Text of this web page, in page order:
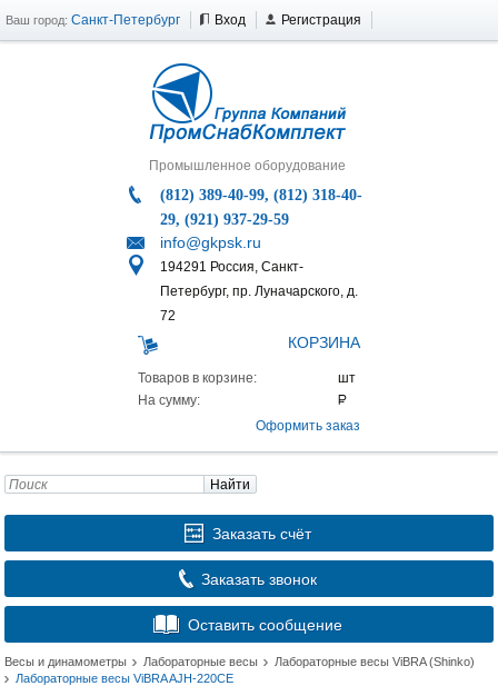
Ваш город: Санкт-Петербург Вход Регистрация
Промышленное оборудование
(812) 389-40-99, (812) 318-40-
29, (921) 937-29-59
info@gkpsk.ru
194291 Россия, Санкт-
Петербург, пр. Луначарского, д.
72
КОРЗИНА
Товаров в корзине:
На сумму:
Оформить заказ
Найти
Заказать счёт
Заказать звонок
Оставить сообщение
Весы и динамометры Лабораторные весы
Лабораторные весы ViBRA (Shinko)
Лабораторные весы ViBRA AJH-220CЕ